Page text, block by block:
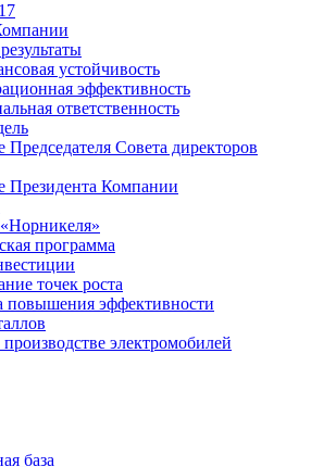
устойчивость
эффективность
ответственность
Совета директоров
Президента Компании
программа
точек роста
повышения эффективности
электромобилей
база